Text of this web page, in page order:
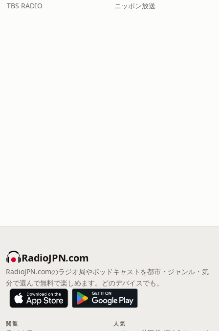
TBS RADIO ニッポン放送
RadioJPN.com
RadioJPN.comのラジオ局やポッドキャストを都市・ジャンル・気
分で選んで無料で楽しめます。どのデバイスでも。
閲覧 人気